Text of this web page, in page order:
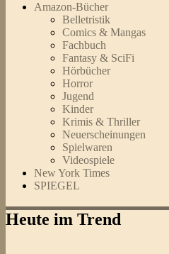
Amazon-Bücher
Belletristik
Comics & Mangas
Fachbuch
Fantasy & SciFi
Hörbücher
Horror
Jugend
Kinder
Krimis & Thriller
Neuerscheinungen
Spielwaren
Videospiele
New York Times
SPIEGEL
Heute im Trend